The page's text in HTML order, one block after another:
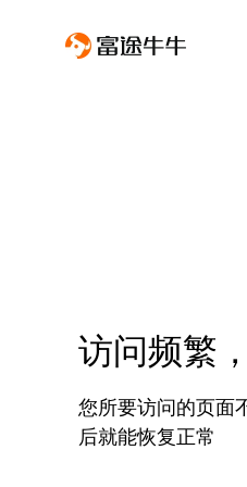
访问频繁
您所要访问的页面
后就能恢复正常